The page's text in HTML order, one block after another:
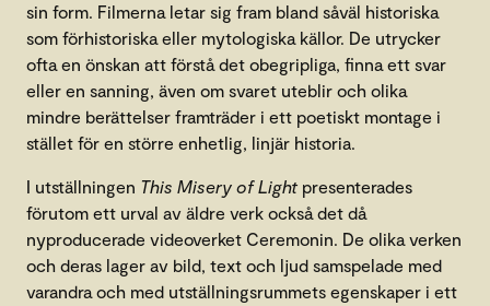
sin form. Filmerna letar sig fram bland såväl historiska
som förhistoriska eller mytologiska källor. De utrycker
ofta en önskan att förstå det obegripliga, finna ett svar
eller en sanning, även om svaret uteblir och olika
mindre berättelser framträder i ett poetiskt montage i
stället för en större enhetlig, linjär historia.
I utställningen This Misery of Light presenterades
förutom ett urval av äldre verk också det då
nyproducerade videoverket Ceremonin. De olika verken
och deras lager av bild, text och ljud samspelade med
varandra och med utställningsrummets egenskaper i ett